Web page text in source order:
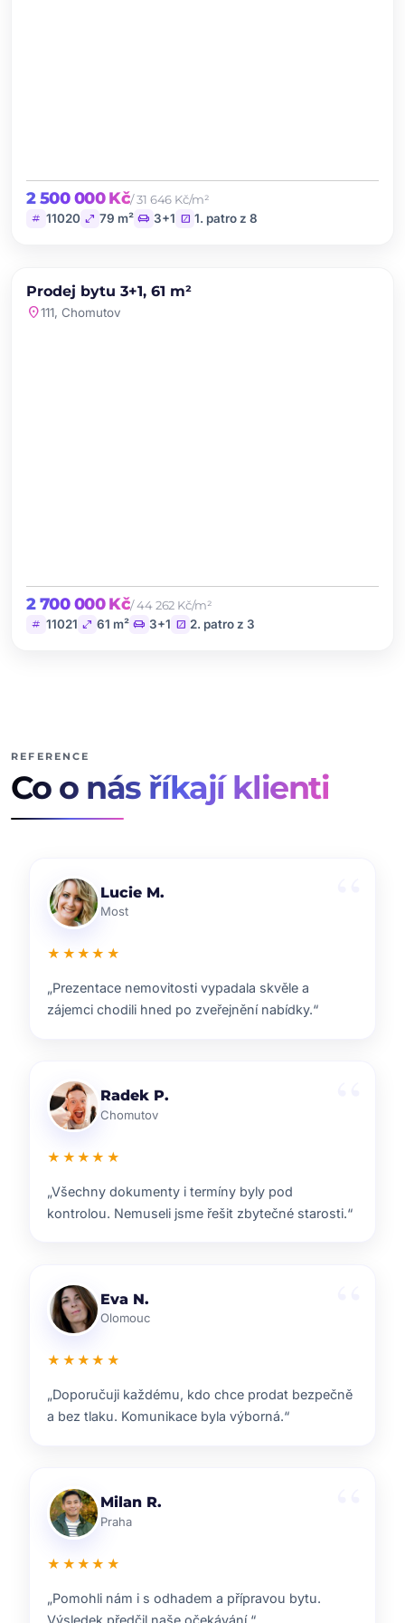
2 500 000 Kč/ 31 646 Kč/m²
tag 11020 open_in_full 79 m² chair 3+1 stairs 1. patro z 8
PRODEJ NOVINKA
Prodej bytu 3+1, 61 m²
location_on111, Chomutov
2 700 000 Kč/ 44 262 Kč/m²
tag 11021 open_in_full 61 m² chair 3+1 stairs 2. patro z 3
REFERENCE
Co o nás říkají klienti
Klára D.
Pardubice
★★★★★
„Rychlá reakce, dobrý marketing a férové jednání.
Přesně takhle si představuji realitní služby.“
Pavel B.
Brno
★★★★★
„Od prvního setkání bylo jasné, že ví, co dělají.
Prodej proběhl hladce a za dobrou cenu.“
Lenka T.
Plzeň
★★★★★
„Velmi příjemná spolupráce. Každý krok nám
vysvětlili a vždy jsme věděli, co nás čeká.“
Ondřej S.
Liberec
★★★★★
„ZOO reality nám pomohli s prodejem domu i s
navazujícím hledáním nového bydlení.“